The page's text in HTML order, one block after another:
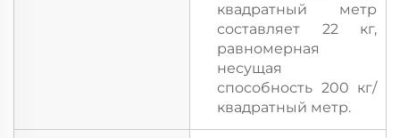
квадратный метр
составляет 22 кг,
равномерная
несущая
способность 200 кг/
квадратный метр.